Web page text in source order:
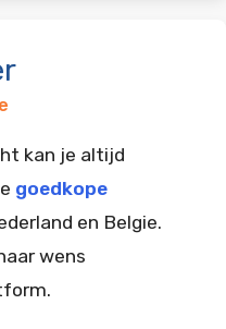
kan je altijd
goedkope
en Belgie.
wens